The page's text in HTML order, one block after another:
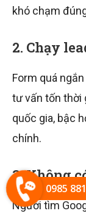
khó chạm
2. Chạy
Form quá
tư vấn tốn thời
quốc gia, bậc
chính.
3. Không
Người tìm
0985